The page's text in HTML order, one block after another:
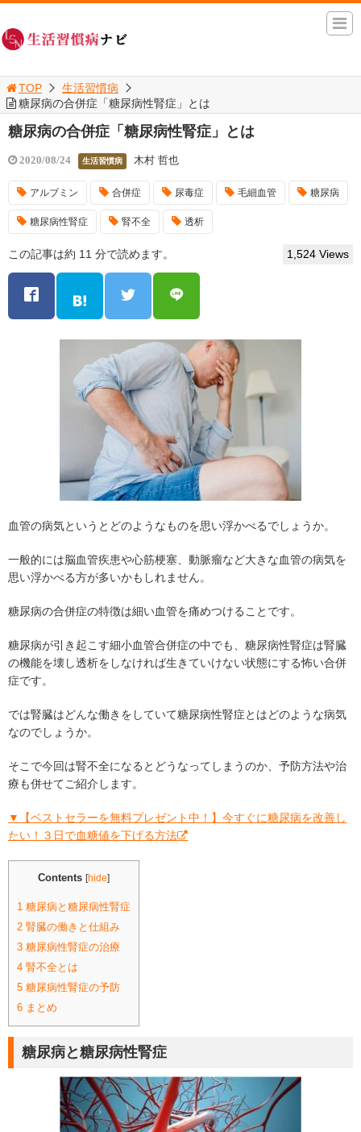
TOP
生活習慣病
糖尿病の合併症「糖尿病性腎症」とは
糖尿病の合併症「糖尿病性腎症」とは
2020/08/24 生活習慣病 木村 哲也
アルブミン 合併症 尿毒症 毛細血管 糖尿病
糖尿病性腎症 腎不全 透析
この記事は約 11 分で読めます。 1,524 Views
血管の病気というとどのようなものを思い浮かべるでしょうか。
一般的には脳血管疾患や心筋梗塞、動脈瘤など大きな血管の病気を
思い浮かべる方が多いかもしれません。
糖尿病の合併症の特徴は細い血管を痛めつけることです。
糖尿病が引き起こす細小血管合併症の中でも、糖尿病性腎症は腎臓
の機能を壊し透析をしなければ生きていけない状態にする怖い合併
症です。
では腎臓はどんな働きをしていて糖尿病性腎症とはどのような病気
なのでしょうか。
そこで今回は腎不全になるとどうなってしまうのか、予防方法や治
療も併せてご紹介します。
▼【ベストセラーを無料プレゼント中！】今すぐに糖尿病を改善し
たい！３日で血糖値を下げる方法
Contents [hide]
1 糖尿病と糖尿病性腎症
2 腎臓の働きと仕組み
3 糖尿病性腎症の治療
4 腎不全とは
5 糖尿病性腎症の予防
6 まとめ
糖尿病と糖尿病性腎症